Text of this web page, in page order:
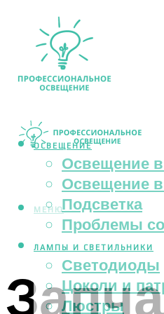
ОСВЕЩЕНИЕ
Освещение
Освещение
Подсветка
Проблемы
ЛАМПЫ И СВЕТИЛЬНИКИ
Светодиоды
Цоколи и
Люстры
МЕНЮ